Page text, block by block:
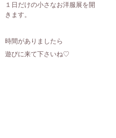
１日だけの小さなお洋服展を開
きます。
時間がありましたら
遊びに来て下さいね♡